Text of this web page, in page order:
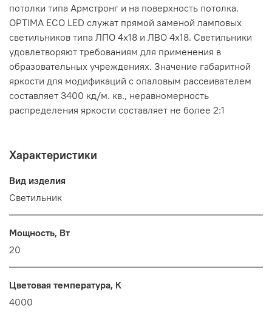
потолки типа Армстронг и на поверхность потолка.
OPTIMA ECO LED служат прямой заменой ламповых
светильников типа ЛПО 4x18 и ЛВО 4x18. Светильники
удовлетворяют требованиям для применения в
образовательных учреждениях. Значение габаритной
яркости для модификаций с опаловым рассеивателем
составляет 3400 кд/м. кв., неравномерность
распределения яркости составляет не более 2:1
Характеристики
Вид изделия
Светильник
Мощность, Вт
20
Цветовая температура, К
4000